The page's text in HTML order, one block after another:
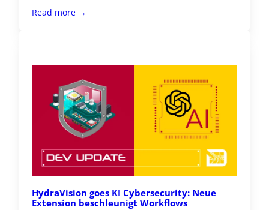
Read more →
HydraVision goes KI Cybersecurity: Neue
Extension beschleunigt Workflows